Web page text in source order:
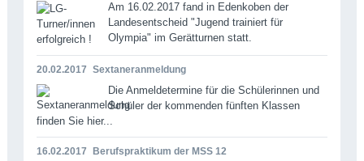
Am 16.02.2017 fand in Edenkoben der
Landesentscheid "Jugend trainiert für
Olympia" im Gerätturnen statt.
20.02.2017 Sextaneranmeldung
Die Anmeldetermine für die Schülerinnen und
Schüler der kommenden fünften Klassen
finden Sie hier...
16.02.2017 Berufspraktikum der MSS 12